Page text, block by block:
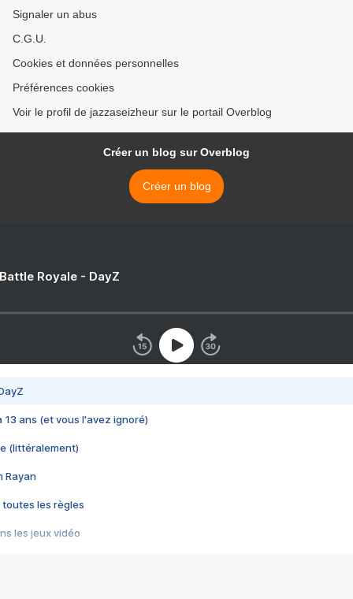
Signaler un abus
C.G.U.
Cookies et données personnelles
Préférences cookies
Voir le profil de jazzaseizheur sur le portail Overblog
Créer un blog sur Overblog
Créer un blog
Royale - DayZ
13 ans (et vous l'avez ignoré)
(littéralement)
Rayan
toutes les règles
les jeux vidéo